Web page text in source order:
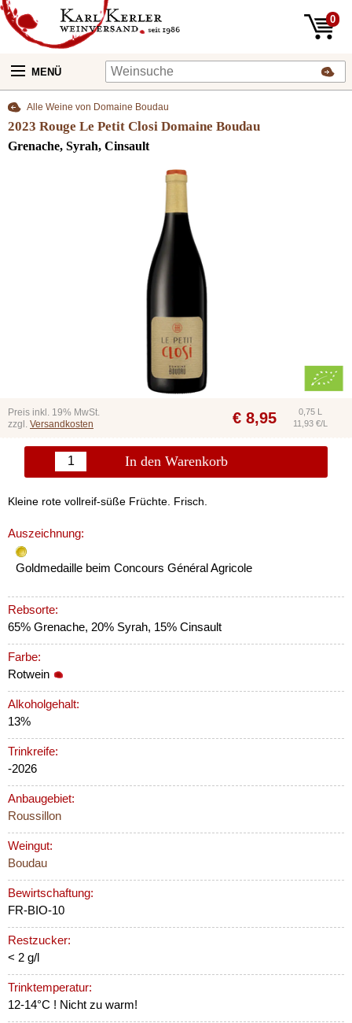
0
MENÜ
Alle Weine von Domaine Boudau
2023 Rouge Le Petit Closi Domaine Boudau
Grenache, Syrah, Cinsault
Preis inkl. 19% MwSt.
zzgl. Versandkosten € 8,95
0,75 L
11,93 €/L
In den Warenkorb
Kleine rote vollreif-süße Früchte. Frisch.
Auszeichnung:
Goldmedaille beim Concours Général Agricole
Rebsorte:
65% Grenache, 20% Syrah, 15% Cinsault
Farbe:
Rotwein
Alkoholgehalt:
13%
Trinkreife:
-2026
Anbaugebiet:
Roussillon
Weingut:
Boudau
Bewirtschaftung:
FR-BIO-10
Restzucker:
< 2 g/l
Trinktemperatur:
12-14°C ! Nicht zu warm!